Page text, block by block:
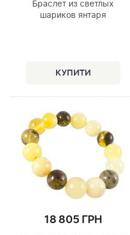
Браслет из светлых
шариков янтаря
18 805 ГРН